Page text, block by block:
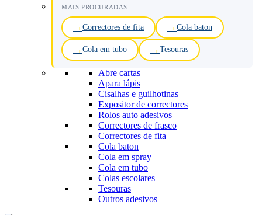
MAIS PROCURADAS
Correctores de fita Cola baton
Cola em tubo Tesouras
Abre cartas
Apara lápis
Cisalhas e guilhotinas
Expositor de correctores
Rolos auto adesivos
Correctores de frasco
Correctores de fita
Cola baton
Cola em spray
Cola em tubo
Colas escolares
Tesouras
Outros adesivos